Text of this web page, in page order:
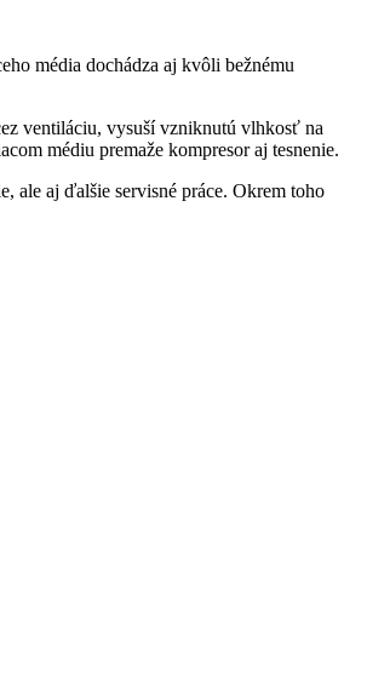
média dochádza aj kvôli bežnému
ventiláciu, vysuší vzniknutú vlhkosť na
médiu premaže kompresor aj tesnenie.
ale aj ďalšie servisné práce. Okrem toho